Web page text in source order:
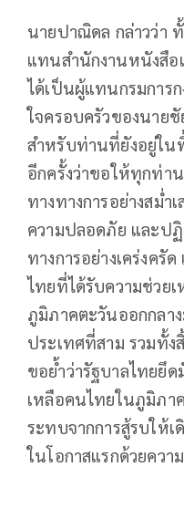
นายปาณิดล กล่าวว่า
แทนสำนักงานหนังสือ
ได้เป็นผู้แทนกรมการก
ใจครอบครัวของนาย
สำหรับท่านที่ยังอยู่ใ
อีกครั้งว่าขอให้ทุกท่า
ทางทางการอย่างสม่ำ
ความปลอดภัย และป
ทางการอย่างเคร่งครั
ไทยที่ได้รับความช่วย
ภูมิภาคตะวันออกกลา
ประเทศที่สาม รวมทั้
ขอย้ำว่ารัฐบาลไทยยึ
เหลือคนไทยในภูมิภา
ระทบจากการสู้รบให้
ในโอกาสแรกด้วยควา